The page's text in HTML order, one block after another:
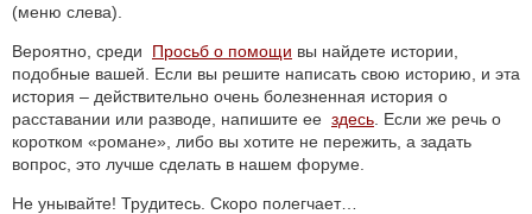
(меню слева).
Вероятно, среди Просьб о помощи вы найдете истории,
подобные вашей. Если вы решите написать свою историю, и эта
история – действительно очень болезненная история о
расставании или разводе, напишите ее здесь . Если же речь о
коротком «романе», либо вы хотите не пережить, а задать
вопрос, это лучше сделать в нашем форуме.
Не унывайте! Трудитесь. Скоро полегчает…